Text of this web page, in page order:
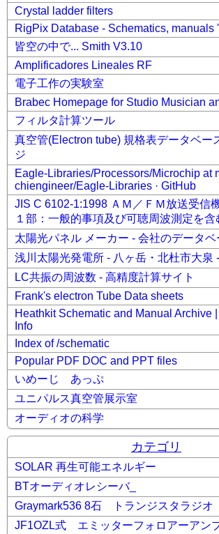
Crystal ladder filters
RigPix Database - Schematics, manuals
皆空の中で... Smith V3.10
Amplificadores Lineales RF
電子工作の実験室
Brabec Homepage for Studio Musician
フィルタ計算ツール
真空管(Electron tube) 規格表データベー
ジ
Eagle-Libraries/Processors/Microchip at
chiengineer/Eagle-Libraries · GitHub
JIS C 6102-1:1998 ＡＭ／ＦＭ放送受
１部：一般的事項及び可聴周波測定を含
太陽光パネル メーカー - 会社のデータベ
浅川太陽光発電所 - 八ヶ岳・北杜市大泉 -
LC共振の周波数 - 高精度計算サイト
Frank's electron Tube Data sheets
Heathkit Schematic and Manual Archive
Info
Index of /schematic
Popular PDF DOC and PPT files
いめーじ あっぷ
ユニパルス真空管展示室
オーディオの科学
カテゴリ
SOLAR 再生可能エネルギー
BTオーディオレシーバ_
Graymark536 8石 トランジスタラジ
JF1OZL式 エミッターフォロアーアン